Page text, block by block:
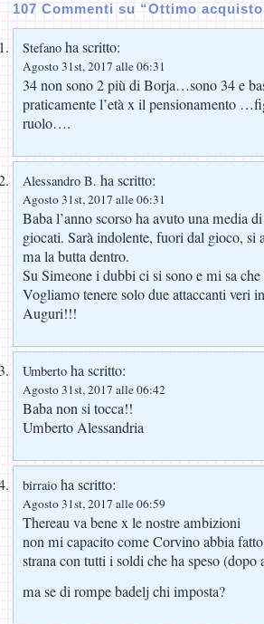
107 Commenti su “Ottimo
Stefano ha scritto:
Agosto 31st, 2017 alle 06:31
34 non sono 2 più di Borja…sono 34 e
praticamente l’età x il pensionamento
ruolo….
Alessandro B. ha scritto:
Agosto 31st, 2017 alle 06:31
Baba l’anno scorso ha avuto una media
giocati. Sarà indolente, fuori dal gioco, si
ma la butta dentro.
Su Simeone i dubbi ci si sono e mi sa che
Vogliamo tenere solo due attaccanti veri
Auguri!!!
Umberto ha scritto:
Agosto 31st, 2017 alle 06:42
Baba non si tocca!!
Umberto Alessandria
birraio ha scritto:
Agosto 31st, 2017 alle 06:59
Thereau va bene x le nostre ambizioni
non mi capacito come Corvino abbia
strana con tutti i soldi che ha speso
ma se di rompe badelj chi imposta?